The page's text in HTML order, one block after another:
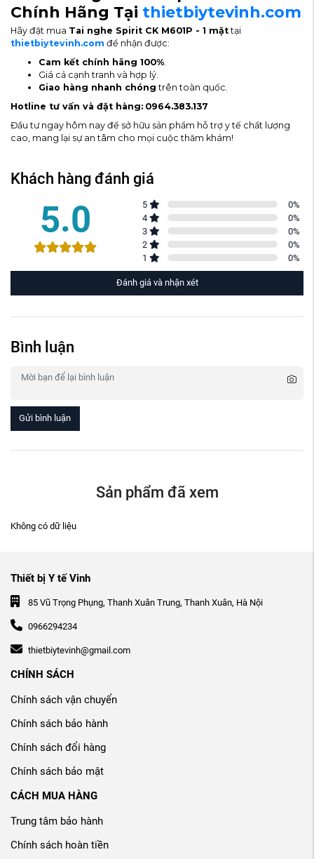
Chính Hãng Tại thietbiytevinh.com
Hãy đặt mua Tai nghe Spirit CK M601P - 1 mặttại
thietbiytevinh.com để nhận được:
Cam kết chính hãng 100%.
Giá cả cạnh tranh và hợp lý.
Giao hàng nhanh chóng trên toàn quốc.
Hotline tư vấn và đặt hàng: 0964.383.137
Đầu tư ngay hôm nay để sở hữu sản phẩm hỗ trợ y tế chất lượng
cao, mang lại sự an tâm cho mọi cuộc thăm khám!
Khách hàng đánh giá
5.0 5 0%
4
0%
3
0%
2
0%
1
0%
Đánh giá và nhận xét
Bình luận
Gửi bình luận
Sản phẩm đã xem
Không có dữ liệu
Thiết bị Y tế Vinh
85 Vũ Trọng Phụng, Thanh Xuân Trung, Thanh Xuân, Hà Nội
0966294234
thietbiytevinh@gmail.com
CHÍNH SÁCH
Chính sách vận chuyển
Chính sách bảo hành
Chính sách đổi hàng
Chính sách bảo mật
CÁCH MUA HÀNG
Trung tâm bảo hành
Chính sách hoàn tiền